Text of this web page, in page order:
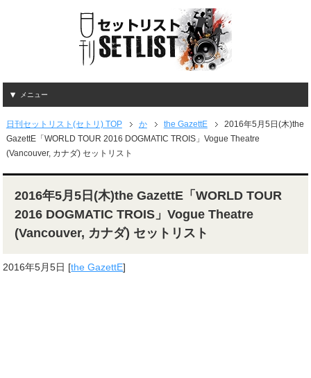
メニュー
日刊セットリスト(セトリ) TOP か the GazettE
2016年5月5日(木)the
GazettE「WORLD TOUR 2016 DOGMATIC TROIS」Vogue Theatre
(Vancouver, カナダ) セットリスト
2016年5月5日(木)the GazettE「WORLD TOUR
2016 DOGMATIC TROIS」Vogue Theatre
(Vancouver, カナダ) セットリスト
2016年5月5日 [the GazettE]